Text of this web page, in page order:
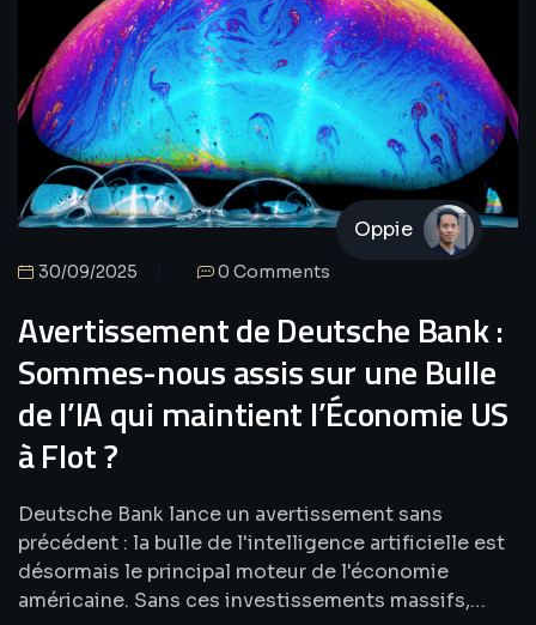
Oppie
30/09/2025 0 Comments
Avertissement de Deutsche Bank :
Sommes-nous assis sur une Bulle
de l’IA qui maintient l’Économie US
à Flot ?
Deutsche Bank lance un avertissement sans
précédent : la bulle de l'intelligence artificielle est
désormais le principal moteur de l'économie
américaine. Sans ces investissements massifs,…